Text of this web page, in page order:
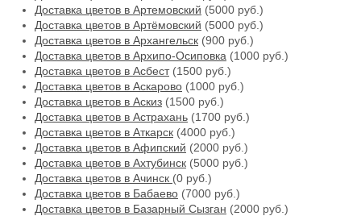
Доставка цветов в Артемовский (5000 руб.)
Доставка цветов в Артёмовский (5000 руб.)
Доставка цветов в Архангельск (900 руб.)
Доставка цветов в Архипо-Осиповка (1000 руб.)
Доставка цветов в Асбест(1500 руб.)
Доставка цветов в Аскарово (1000 руб.)
Доставка цветов в Аскиз (1500 руб.)
Доставка цветов в Астрахань (1700 руб.)
Доставка цветов в Аткарск (4000 руб.)
Доставка цветов в Афипский (2000 руб.)
Доставка цветов в Ахтубинск (5000 руб.)
Доставка цветов в Ачинск (0 руб.)
Доставка цветов в Бабаево (7000 руб.)
Доставка цветов в Базарный Сызган (2000 руб.)